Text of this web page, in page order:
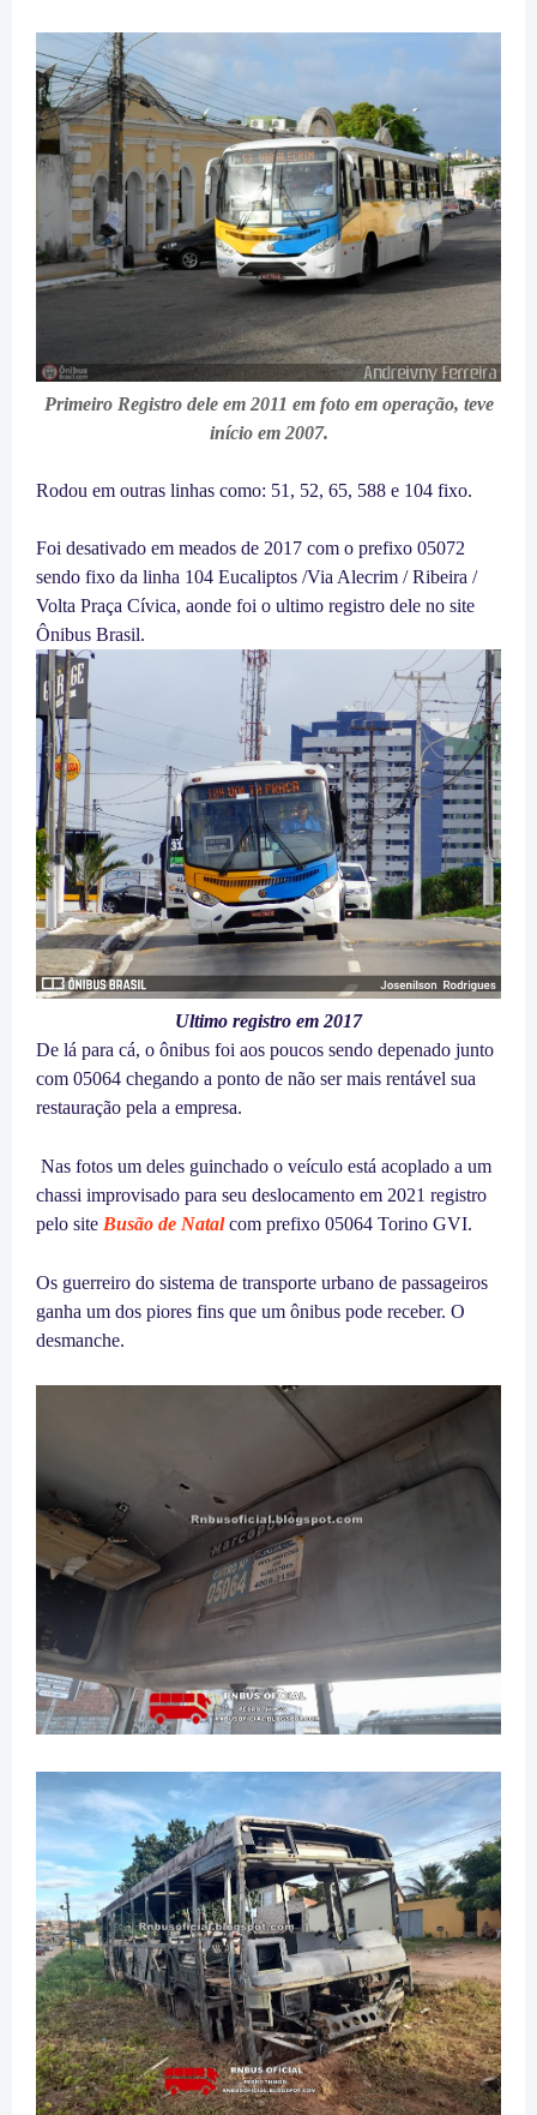
Primeiro Registro dele em 2011 em foto em operação, teve
início em 2007.
Rodou em outras linhas como: 51, 52, 65, 588 e 104 fixo.
Foi desativado em meados de 2017 com o prefixo 05072
sendo fixo da linha 104 Eucaliptos /Via Alecrim / Ribeira /
Volta Praça Cívica, aonde foi o ultimo registro dele no site
Ônibus Brasil.
Ultimo registro em 2017
De lá para cá, o ônibus foi aos poucos sendo depenado junto
com 05064 chegando a ponto de não ser mais rentável sua
restauração pela a empresa.
Nas fotos um deles guinchado o veículo está acoplado a um
chassi improvisado para seu deslocamento em 2021 registro
pelo site Busão de Natalcom prefixo 05064 Torino GVI.
Os guerreiro do sistema de transporte urbano de passageiros
ganha um dos piores fins que um ônibus pode receber. O
desmanche.